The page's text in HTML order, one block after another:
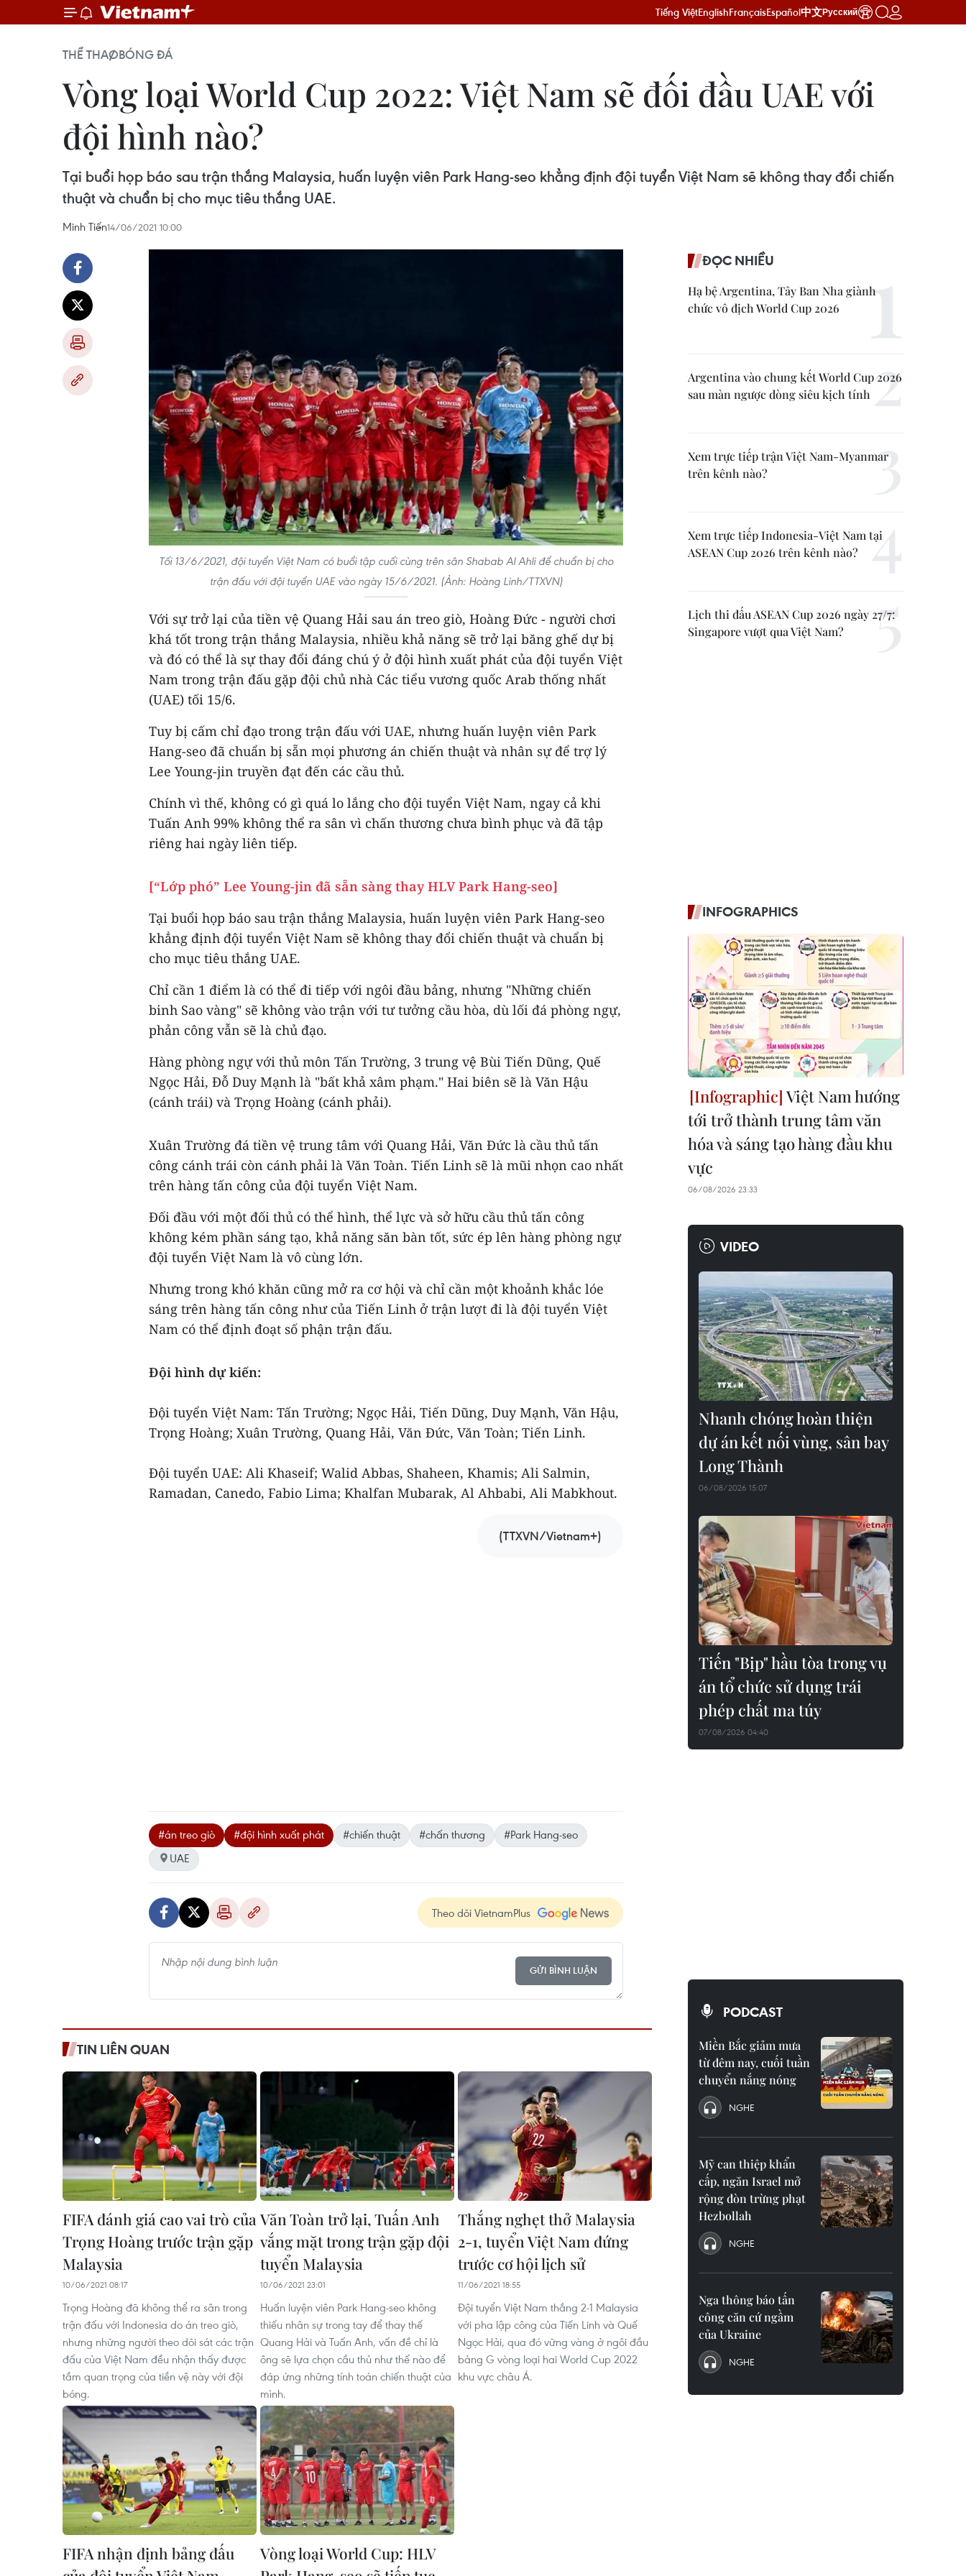
Tiếng ViệtEnglishFrançaisEspañol中文Русский
THỂ THAOBÓNG ĐÁ
Vòng loại World Cup 2022: Việt Nam sẽ đối đầu UAE với
đội hình nào?
Tại buổi họp báo sau trận thắng Malaysia, huấn luyện viên Park Hang-seo khẳng định đội tuyển Việt Nam sẽ không thay đổi chiến
thuật và chuẩn bị cho mục tiêu thắng UAE.
Minh Tiến14/06/2021 10:00
Tối 13/6/2021, đội tuyển Việt Nam có buổi tập cuối cùng trên sân Shabab Al Ahli để chuẩn bị cho
trận đấu với đội tuyển UAE vào ngày 15/6/2021. (Ảnh: Hoàng Linh/TTXVN)
Với sự trở lại của tiền vệ Quang Hải sau án treo giò, Hoàng Đức - người chơi
khá tốt trong trận thắng Malaysia, nhiều khả năng sẽ trở lại băng ghế dự bị
và đó có thể là sự thay đổi đáng chú ý ở đội hình xuất phát của đội tuyển Việt
Nam trong trận đấu gặp đội chủ nhà Các tiểu vương quốc Arab thống nhất
(UAE) tối 15/6.
Tuy bị cấm chỉ đạo trong trận đấu với UAE, nhưng huấn luyện viên Park
Hang-seo đã chuẩn bị sẵn mọi phương án chiến thuật và nhân sự để trợ lý
Lee Young-jin truyền đạt đến các cầu thủ.
Chính vì thế, không có gì quá lo lắng cho đội tuyển Việt Nam, ngay cả khi
Tuấn Anh 99% không thể ra sân vì chấn thương chưa bình phục và đã tập
riêng hai ngày liên tiếp.
[“Lớp phó” Lee Young-jin đã sẵn sàng thay HLV Park Hang-seo]
Tại buổi họp báo sau trận thắng Malaysia, huấn luyện viên Park Hang-seo
khẳng định đội tuyển Việt Nam sẽ không thay đổi chiến thuật và chuẩn bị
cho mục tiêu thắng UAE.
Chỉ cần 1 điểm là có thể đi tiếp với ngôi đầu bảng, nhưng "Những chiến
binh Sao vàng" sẽ không vào trận với tư tưởng cầu hòa, dù lối đá phòng ngự,
phản công vẫn sẽ là chủ đạo.
Hàng phòng ngự với thủ môn Tấn Trường, 3 trung vệ Bùi Tiến Dũng, Quế
Ngọc Hải, Đỗ Duy Mạnh là "bất khả xâm phạm." Hai biên sẽ là Văn Hậu
(cánh trái) và Trọng Hoàng (cánh phải).
Xuân Trường đá tiền vệ trung tâm với Quang Hải, Văn Đức là cầu thủ tấn
công cánh trái còn cánh phải là Văn Toàn. Tiến Linh sẽ là mũi nhọn cao nhất
trên hàng tấn công của đội tuyển Việt Nam.
Đối đầu với một đối thủ có thể hình, thể lực và sở hữu cầu thủ tấn công
không kém phần sáng tạo, khả năng săn bàn tốt, sức ép lên hàng phòng ngự
đội tuyển Việt Nam là vô cùng lớn.
Nhưng trong khó khăn cũng mở ra cơ hội và chỉ cần một khoảnh khắc lóe
sáng trên hàng tấn công như của Tiến Linh ở trận lượt đi là đội tuyển Việt
Nam có thể định đoạt số phận trận đấu.
Đội hình dự kiến:
Đội tuyển Việt Nam: Tấn Trường; Ngọc Hải, Tiến Dũng, Duy Mạnh, Văn Hậu,
Trọng Hoàng; Xuân Trường, Quang Hải, Văn Đức, Văn Toàn; Tiến Linh.
Đội tuyển UAE: Ali Khaseif; Walid Abbas, Shaheen, Khamis; Ali Salmin,
Ramadan, Canedo, Fabio Lima; Khalfan Mubarak, Al Ahbabi, Ali Mabkhout.
(TTXVN/Vietnam+)
#án treo giò #đội hình xuất phát #chiến thuật #chấn thương
#Park Hang-seo
UAE
Theo dõi VietnamPlus
GỬI BÌNH LUẬN
TIN LIÊN QUAN
FIFA đánh giá cao vai trò của
Trọng Hoàng trước trận gặp
Malaysia
10/06/2021 08:17
Trọng Hoàng đã không thể ra sân trong
trận đấu với Indonesia do án treo giò,
nhưng những người theo dõi sát các trận
đấu của Việt Nam đều nhận thấy được
tầm quan trọng của tiền vệ này với đội
bóng.
Văn Toàn trở lại, Tuấn Anh
vắng mặt trong trận gặp đội
tuyển Malaysia
10/06/2021 23:01
Huấn luyện viên Park Hang-seo không
thiếu nhân sự trong tay để thay thế
Quang Hải và Tuấn Anh, vấn đề chỉ là
ông sẽ lựa chọn cầu thủ như thế nào để
đáp ứng những tính toán chiến thuật của
mình.
Thắng nghẹt thở Malaysia
2-1, tuyển Việt Nam đứng
trước cơ hội lịch sử
11/06/2021 18:55
Đội tuyển Việt Nam thắng 2-1 Malaysia
với pha lập công của Tiến Linh và Quế
Ngọc Hải, qua đó vững vàng ở ngôi đầu
bảng G vòng loại hai World Cup 2022
khu vực châu Á.
FIFA nhận định bảng đấu
Vòng loại World Cup: HLV
ĐỌC NHIỀU
Hạ bệ Argentina, Tây Ban Nha giành
chức vô địch World Cup 2026
Argentina vào chung kết World Cup 2026
sau màn ngược dòng siêu kịch tính
Xem trực tiếp trận Việt Nam-Myanmar
trên kênh nào?
Xem trực tiếp Indonesia-Việt Nam tại
ASEAN Cup 2026 trên kênh nào?
Lịch thi đấu ASEAN Cup 2026 ngày 27/7:
Singapore vượt qua Việt Nam?
INFOGRAPHICS
Việt Nam hướng
tới trở thành trung tâm văn
hóa và sáng tạo hàng đầu khu
vực
06/08/2026 23:33
VIDEO
Nhanh chóng hoàn thiện
dự án kết nối vùng, sân bay
Long Thành
06/08/2026 15:07
Tiến "Bịp" hầu tòa trong vụ
án tổ chức sử dụng trái
phép chất ma túy
07/08/2026 04:40
PODCAST
Miền Bắc giảm mưa
từ đêm nay, cuối tuần
chuyển nắng nóng
NGHE
Mỹ can thiệp khẩn
cấp, ngăn Israel mở
rộng đòn trừng phạt
Hezbollah
NGHE
Nga thông báo tấn
công căn cứ ngầm
của Ukraine
NGHE